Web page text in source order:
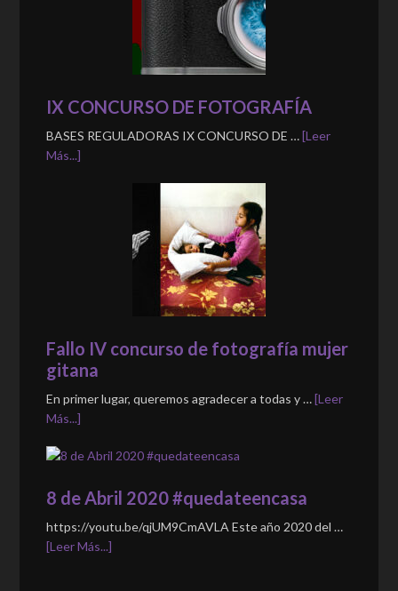
IX CONCURSO DE FOTOGRAFÍA
BASES REGULADORAS IX CONCURSO DE …[Leer
Más...]
Fallo IV concurso de fotografía mujer
gitana
En primer lugar, queremos agradecer a todas y …[Leer
Más...]
8 de Abril 2020 #quedateencasa
https://youtu.be/qjUM9CmAVLA Este año 2020 del …
[Leer Más...]